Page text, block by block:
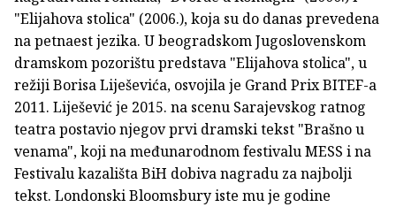
"Elijahova stolica" (2006.), koja su do danas prevedena
na petnaest jezika. U beogradskom Jugoslovenskom
dramskom pozorištu predstava "Elijahova stolica", u
režiji Borisa Liješevića, osvojila je Grand Prix BITEF-a
2011. Liješević je 2015. na scenu Sarajevskog ratnog
teatra postavio njegov prvi dramski tekst "Brašno u
venama", koji na međunarodnom festivalu MESS i na
Festivalu kazališta BiH dobiva nagradu za najbolji
tekst. Londonski Bloomsbury iste mu je godine